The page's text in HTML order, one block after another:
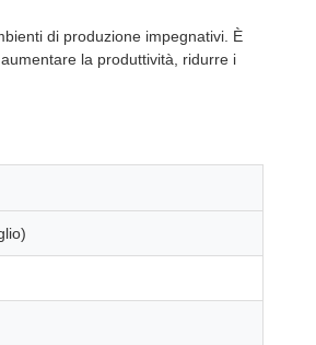
di produzione impegnativi. È
la produttività, ridurre i